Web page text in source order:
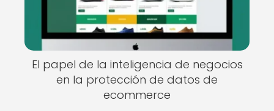
El papel de la inteligencia de negocios
en la protección de datos de
ecommerce